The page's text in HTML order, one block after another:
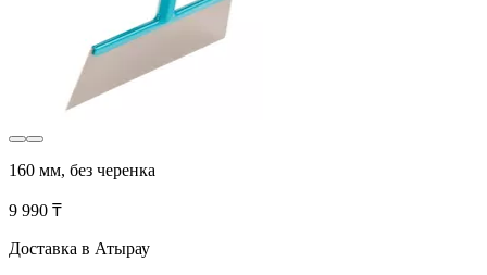
160 мм, без черенка
9 990 ₸
Доставка в Атырау